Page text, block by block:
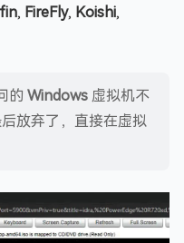
, FireFly, Koishi,
的 Windows 虚拟机不
放弃了，直接在虚拟